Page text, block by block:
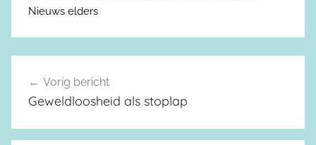
Nieuws elders
Berichtnavigatie
Vorig bericht
Geweldloosheid als stoplap